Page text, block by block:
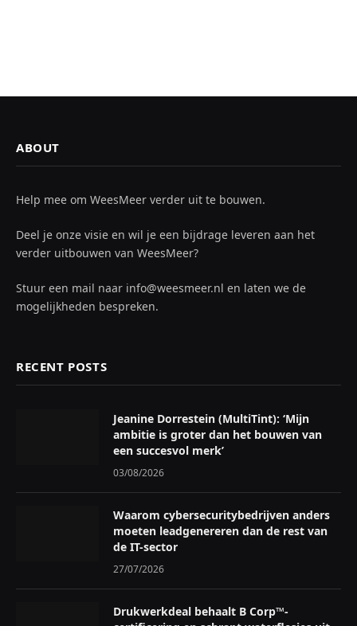
ABOUT
Help mee om WeesMeer verder uit te bouwen.
Deel je onze visie en wil je een bijdrage leveren aan het
verder uitbouwen van WeesMeer?
Stuur een mail naar info@weesmeer.nl en laten we de
mogelijkheden bespreken.
RECENT POSTS
Jeanine Dorrestein (MultiTint): ‘Mijn
ambitie is groter dan het bouwen van
een succesvol merk’
03/08/2026
Waarom cybersecuritybedrijven anders
moeten leadgenereren dan de rest van
de IT-sector
27/07/2026
Drukwerkdeal behaalt B Corp™-